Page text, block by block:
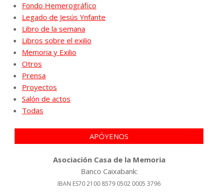
Fondo Hemerográfico
Legado de Jesús Ynfante
Libro de la semana
Libros sobre el exilio
Memoria y Exilio
Otros
Prensa
Proyectos
Salón de actos
Todas
APÓYENOS
Asociación Casa de la Memoria
Banco Caixabank:
IBAN ES70 2100 8579 0502 0005 3796